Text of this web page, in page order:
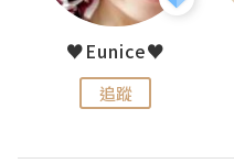
♥Eunice♥
追蹤